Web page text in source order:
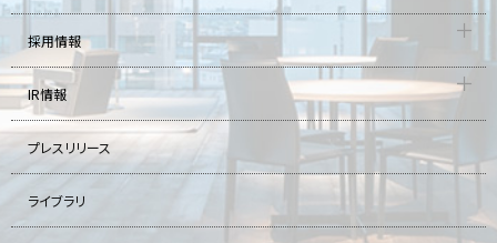
採用情報
IR情報
プレスリリース
ライブラリ